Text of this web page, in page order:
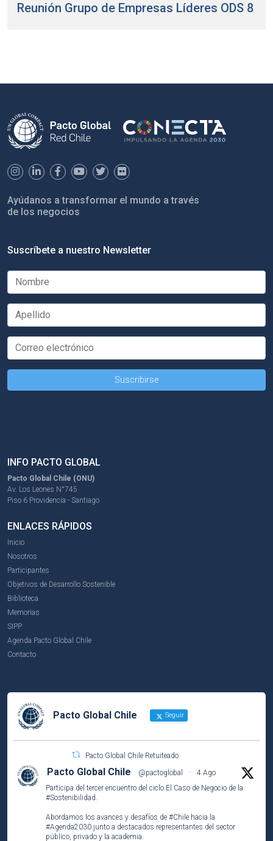
Reunión Grupo de Empresas Líderes ODS 8
Ayúdanos a transformar el mundo a través
de los negocios
Suscríbete a nuestro Newsletter
INFO PACTO GLOBAL
Pacto Global Chile (ONU)
Av. Los Leones N°745
Piso 6 Providencia - Santiago
ENLACES RÁPIDOS
Inicio
Nosotros
Participantes
Objetivos de Desarrollo Sostenible
Biblioteca
Memorias
SIPP
Agenda Pacto Global Chile
Contacto
Pacto Global Chile Seguir
Pacto Global Chile Retuiteado
Pacto Global Chile @pactoglobal ·
4 Ago
Participa del tercer encuentro del ciclo El Caso de Negocio de la
#Sostenibilidad.
Abordamos los avances y desafíos de #Chile hacia la
#Agenda2030 junto a destacados representantes del sector
público, privado y la academia.